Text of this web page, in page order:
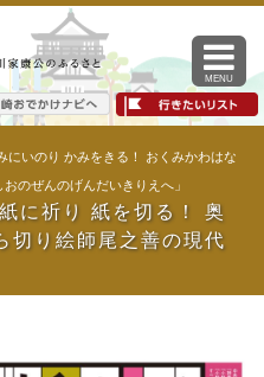
MENU
にいのり かみをきる！ おくみかわはな
のぜんのげんだいきりえへ」
に祈り 紙を切る！ 奥
切り絵師尾之善の現代